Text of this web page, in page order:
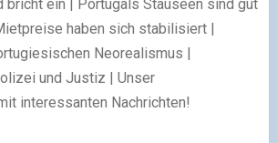
bricht ein | Portugals Stauseen sind gut
haben sich stabilisiert |
Neorealismus |
und Justiz | Unser
interessanten Nachrichten!